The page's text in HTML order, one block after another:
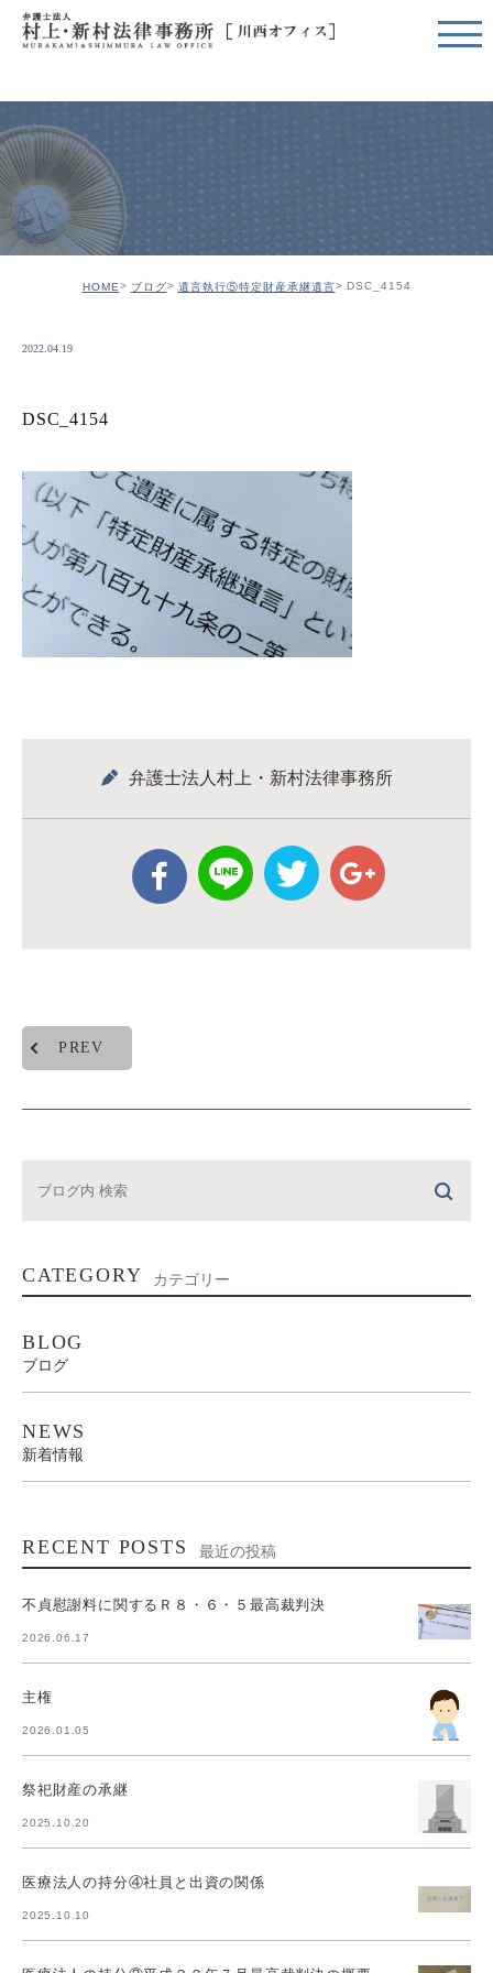
HOME ブログ 遺言執行⑤特定財産承継遺言 DSC_4154
2022.04.19
DSC_4154
弁護士法人村上・新村法律事務所
PREV
CATEGORY カテゴリー
BLOG
ブログ
NEWS
新着情報
RECENT POSTS 最近の投稿
不貞慰謝料に関するＲ８・６・５最高裁判決
2026.06.17
主権
2026.01.05
祭祀財産の承継
2025.10.20
医療法人の持分④社員と出資の関係
2025.10.10